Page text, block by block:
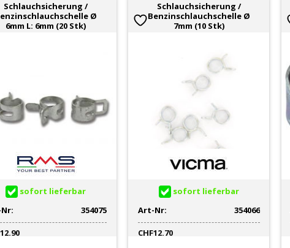
Schlauchsicherung /
Ø
6mm L: 6mm (20 Stk)
sofort lieferbar
354075
12.90
Schlauchsicherung /
Benzinschlauchschelle Ø
7mm (10 Stk)
sofort lieferbar
Art-Nr:
354066
CHF12.70